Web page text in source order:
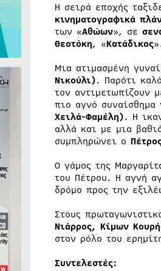
Η σειρά εποχής
κινηματογραφικά
των «Αθώων», σε
Θεοτόκη, «Κατάδικος
Μια ατιμασμένη
Νικούλι). Παρότι
τον αντιμετωπίζουν
πιο αγνό
Χειλά-Φαμέλη). Η
αλλά και με μια
συμπληρώνει ο
Ο γάμος της
του Πέτρου. Η αγνή
δρόμο προς την
Στους
Νιάρρος, Κίμων
στον ρόλο του
Συντελεστές: